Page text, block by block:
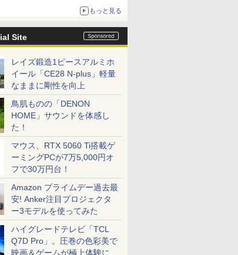
もっと見る
Site
レイズ鍛造1ピースアルミホ
イール「CE28 N-plus」軽量
なままに剛性を向上
鳥肌ものの「DENON
HOME」サウンドを体感し
た！
マウス、RTX 5060 Ti搭載ゲ
ーミングPCが7万5,000円オ
フで30万円台！
Amazon プライムデー過去最
安! Anker注目プロジェクタ
ー3モデルを使ってみた
ハイグレードテレビ「TCL
Q7D Pro」。圧巻の色彩美で
映画＆ゲームが極上体験に